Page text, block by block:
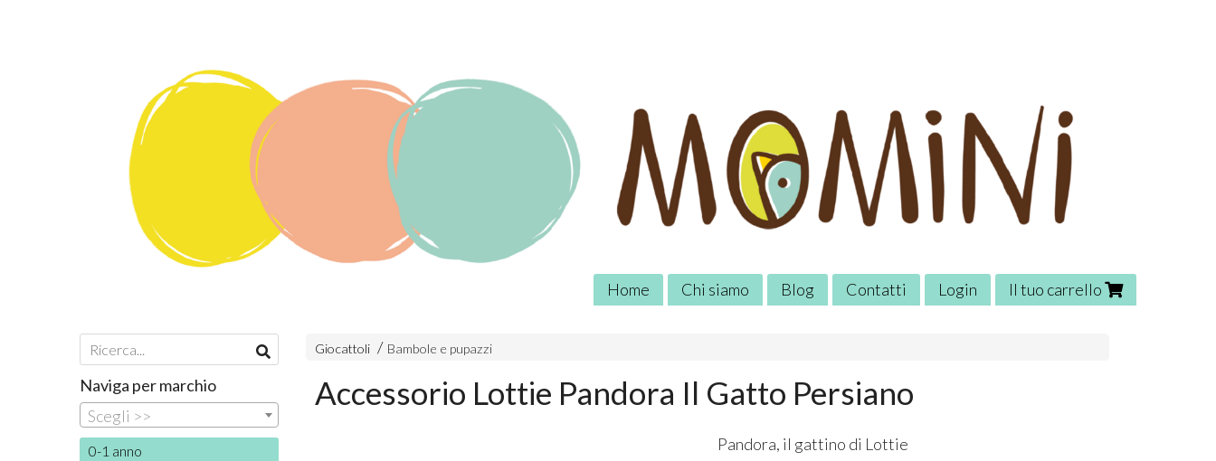
Home Chi siamo Blog Contatti Login Il tuo carrello
Giocattoli Bambole e pupazzi
Accessorio Lottie Pandora Il Gatto Persiano
Pandora, il gattino di Lottie
Naviga per marchio
Scegli >>
0-1 anno